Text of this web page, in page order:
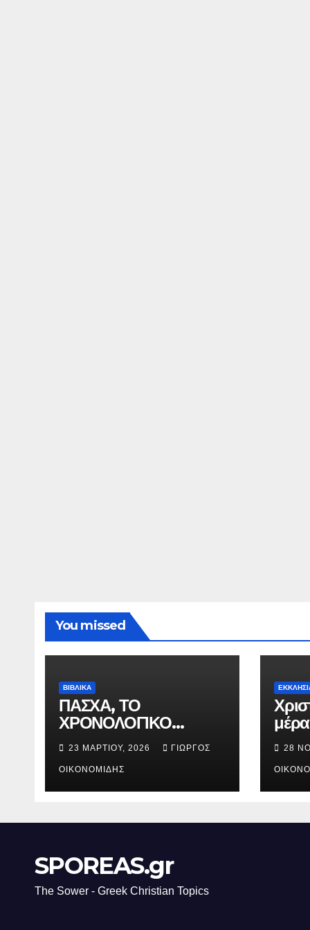
You missed
ΒΙΒΛΙΚΑ
ΠΑΣΧΑ, ΤΟ
ΧΡΟΝΟΛΟΓΙΚΟ
ΔΙΑΓΡΑΜΜΑ ΤΗΣ
ΣΤΑΥΡΩΣΕΩΣ.
23 ΜΑΡΤΊΟΥ, 2026 ΓΙΏΡΓΟΣ
ΟΙΚΟΝΟΜΊΔΗΣ
28
SPOREAS.gr
The Sower - Greek Christian Topics